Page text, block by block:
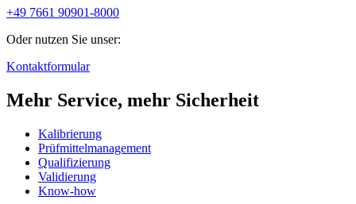
+49 7661 90901-8000
Oder nutzen Sie unser:
Kontaktformular
Mehr Service, mehr Sicherheit
Kalibrierung
Prüfmittelmanagement
Qualifizierung
Validierung
Know-how